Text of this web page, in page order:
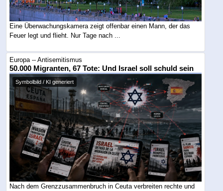
Eine Überwachungskamera zeigt offenbar einen Mann, der das
Feuer legt und flieht. Nur Tage nach ...
Europa -- Antisemitismus
50.000 Migranten, 67 Tote: Und Israel soll schuld sein
Symbolbild / KI generiert
Nach dem Grenzzusammenbruch in Ceuta verbreiten rechte und